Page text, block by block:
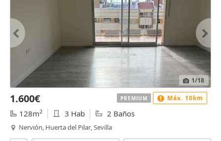
1/18
1.600€
128m2 3 Hab 2 Baños
Nervión, Huerta del Pilar, Sevilla
PREMIUM Máx. 10km